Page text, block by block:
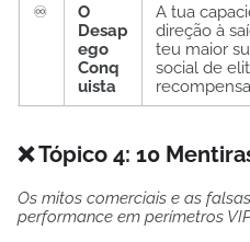
♾️
O
Desap
ego
Conq
uista
A tua
direção à
teu maior
social de
❌ Tópico 4: 10
Os mitos comerciais e as
performance em perímetros